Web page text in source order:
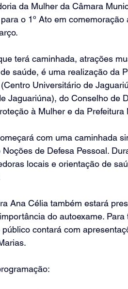
da Mulher da Câmara
o 1º Ato em
terá caminhada, atrações
saúde, é uma realização da
Universitário de
Jaguariúna), do Conselho de
à Mulher e da Prefeitura
com uma caminhada
Noções de Defesa Pessoal.
locais e orientação de
Ana Célia também estará
do autoexame.
contará com